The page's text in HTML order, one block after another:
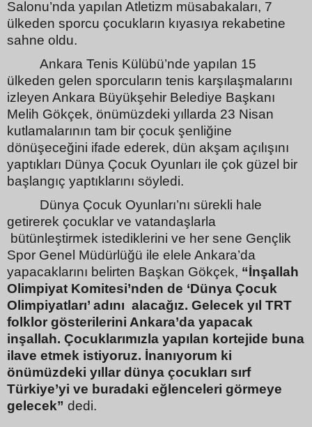
Salonu’nda yapılan Atletizm müsabakaları, 7
ülkeden sporcu çocukların kıyasıya rekabetine
sahne oldu.
Ankara Tenis Külübü’nde yapılan 15
ülkeden gelen sporcuların tenis karşılaşmalarını
izleyen Ankara Büyükşehir Belediye Başkanı
Melih Gökçek, önümüzdeki yıllarda 23 Nisan
kutlamalarının tam bir çocuk şenliğine
dönüşeceğini ifade ederek, dün akşam açılışını
yaptıkları Dünya Çocuk Oyunları ile çok güzel bir
başlangıç yaptıklarını söyledi.
Dünya Çocuk Oyunları’nı sürekli hale
getirerek çocuklar ve vatandaşlarla
bütünleştirmek istediklerini ve her sene Gençlik
Spor Genel Müdürlüğü ile elele Ankara’da
yapacaklarını belirten Başkan Gökçek, “İnşallah
Olimpiyat Komitesi’nden de ‘Dünya Çocuk
Olimpiyatları’ adını alacağız. Gelecek yıl TRT
folklor gösterilerini Ankara’da yapacak
inşallah. Çocuklarımızla yapılan kortejide buna
ilave etmek istiyoruz. İnanıyorum ki
önümüzdeki yıllar dünya çocukları sırf
Türkiye’yi ve buradaki eğlenceleri görmeye
gelecek” dedi.